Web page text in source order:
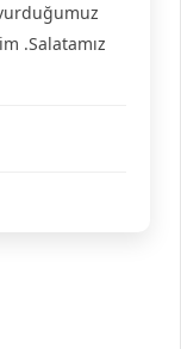
.Salatamız